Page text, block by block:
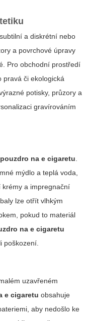
a diskrétní nebo
a povrchové úpravy
Pro obchodní prostředí
pravá či ekologická
potisky, průzory a
gravírováním
pouzdro na e cigaretu
mýdlo a teplá voda,
a impregnační
lze otřít vlhkým
pokud to materiál
na e cigaretu
poškození.
uzavřeném
e cigaretu obsahuje
aby nedošlo ke